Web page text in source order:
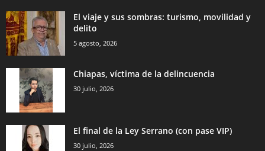
El viaje y sus sombras: turismo, movilidad y
delito
5 agosto, 2026
Chiapas, víctima de la delincuencia
30 julio, 2026
El final de la Ley Serrano (con pase VIP)
30 julio, 2026